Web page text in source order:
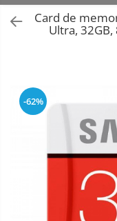
Card de
Ultra, 32GB,
-62%